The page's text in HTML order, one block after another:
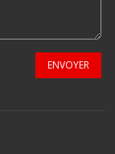
ENVOYER